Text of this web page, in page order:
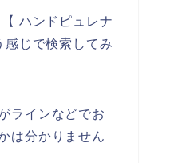
ハンドピュレナ
感じで検索してみ
ラインなどでお
は分かりません